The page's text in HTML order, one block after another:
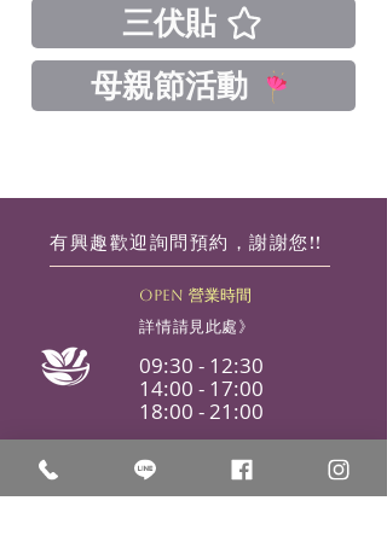
三伏貼
母親節活動
有興趣歡迎詢問預約，謝謝您!!
OPEN 營業時間
詳情請見此處》
09:30 - 12:30
14:00 - 17:00
18:00 - 21:00
ADDRESS 中醫館位置